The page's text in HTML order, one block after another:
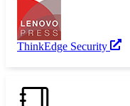
ThinkEdge Security